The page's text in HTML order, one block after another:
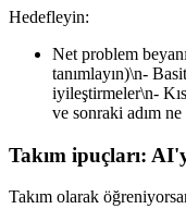
Hedefleyin:
Net problem
tanımlayın)\n-
iyileştirmeler\n-
ve sonraki adım
Takım ipuçları:
Takım olarak